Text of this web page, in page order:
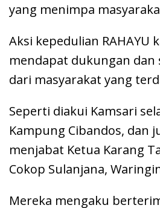
yang menimpa
Aksi kepedulian RAHAYU
mendapat dukungan
dari masyarakat yang
Seperti diakui Kamsari
Kampung Cibandos, dan
menjabat Ketua Karang
Cokop Sulanjana,
Mereka mengaku